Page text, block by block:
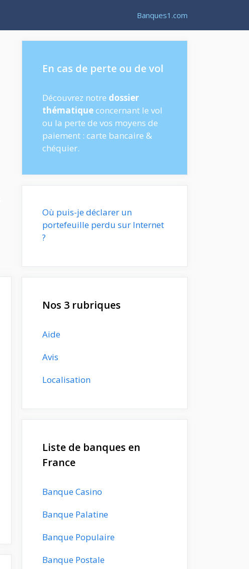
Banques1.com
En cas de perte ou de vol
Découvrez notre dossier
thématiqueconcernant le vol
ou la perte de vos moyens de
paiement : carte bancaire &
chéquier.
Où puis-je déclarer un
portefeuille perdu sur Internet
?
Nos 3 rubriques
Aide
Avis
Localisation
Liste de banques en
France
Banque Casino
Banque Palatine
Banque Populaire
Banque Postale